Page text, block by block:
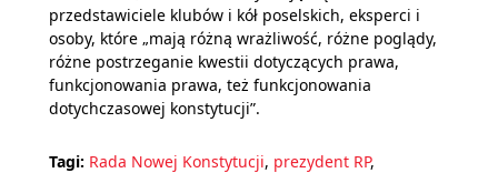
przedstawiciele klubów i kół poselskich, eksperci i
osoby, które „mają różną wrażliwość, różne poglądy,
różne postrzeganie kwestii dotyczących prawa,
funkcjonowania prawa, też funkcjonowania
dotychczasowej konstytucji”.
Tagi: Rada Nowej Konstytucji, prezydent RP,